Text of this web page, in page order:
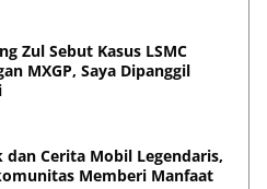
Zul Sebut Kasus LSMC
MXGP, Saya Dipanggil
dan Cerita Mobil Legendaris,
Memberi Manfaat